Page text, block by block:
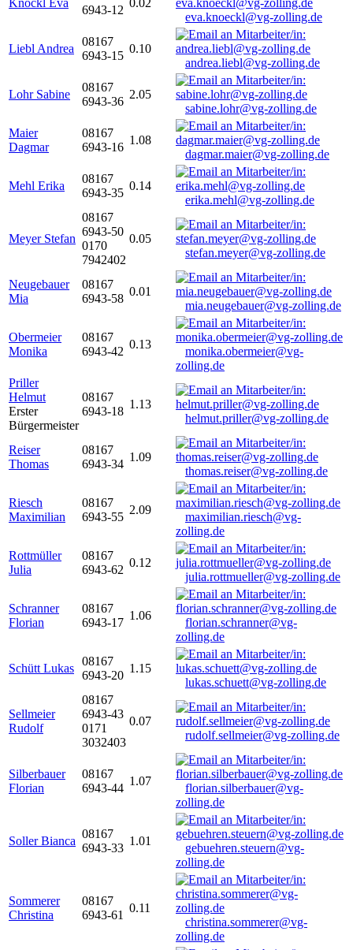
Knöckl Eva
6943-12
0.02
eva.knoeckl@vg-zolling.de
Liebl Andrea
08167
6943-15
0.10
andrea.liebl@vg-zolling.de
Lohr Sabine
08167
6943-36
2.05
sabine.lohr@vg-zolling.de
Maier
Dagmar
08167
6943-16
1.08
dagmar.maier@vg-zolling.de
Mehl Erika
08167
6943-35
0.14
erika.mehl@vg-zolling.de
Meyer Stefan
08167
6943-50
0170
7942402
0.05
stefan.meyer@vg-zolling.de
Neugebauer
Mia
08167
6943-58
0.01
mia.neugebauer@vg-zolling.de
Obermeier
Monika
08167
6943-42
0.13
monika.obermeier@vg-
zolling.de
Priller
Helmut
Erster
Bürgermeister
08167
6943-18
1.13
helmut.priller@vg-zolling.de
Reiser
Thomas
08167
6943-34
1.09
thomas.reiser@vg-zolling.de
Riesch
Maximilian
08167
6943-55
2.09
maximilian.riesch@vg-
zolling.de
Rottmüller
Julia
08167
6943-62
0.12
julia.rottmueller@vg-zolling.de
Schranner
Florian
08167
6943-17
1.06
florian.schranner@vg-
zolling.de
Schütt Lukas
08167
6943-20
1.15
lukas.schuett@vg-zolling.de
Sellmeier
Rudolf
08167
6943-43
0171
3032403
0.07
rudolf.sellmeier@vg-zolling.de
Silberbauer
Florian
08167
6943-44
1.07
florian.silberbauer@vg-
zolling.de
Soller Bianca
08167
6943-33
1.01
gebuehren.steuern@vg-
zolling.de
Sommerer
Christina
08167
6943-61
0.11
christina.sommerer@vg-
zolling.de